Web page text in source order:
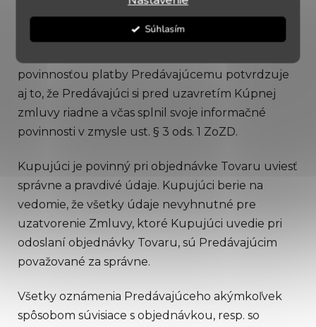
Súhlasím
cenu za objednaný Tovar.
povinnosťou platby Predávajúcemu potvrdzuje
aj to, že Predávajúci si pred uzavretím Kúpnej
zmluvy riadne a včas splnil svoje informačné
povinnosti v zmysle ust. § 3 ods. 1 ZoZD.
Kupujúci je povinný pri objednávke Tovaru uviesť
správne a pravdivé údaje. Kupujúci berie na
vedomie, že všetky údaje nevyhnutné pre
uzatvorenie Zmluvy, ktoré Kupujúci uvedie pri
odoslaní objednávky Tovaru, sú Predávajúcim
považované za správne.
Všetky oznámenia Predávajúceho akýmkoľvek
spôsobom súvisiace s objednávkou, resp. so